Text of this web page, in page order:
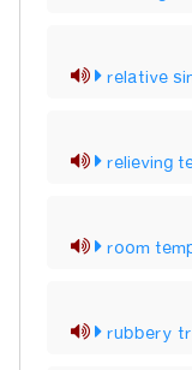
relative
relieving
room
rubbery